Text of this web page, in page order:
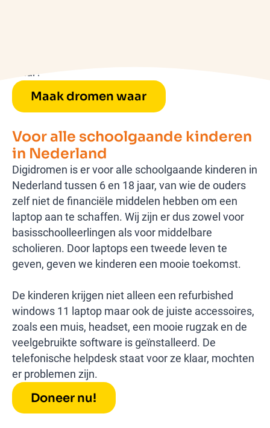
waar?
Maak dromen waar
Voor alle schoolgaande kinderen
in Nederland
Digidromen is er voor alle schoolgaande kinderen in
Nederland tussen 6 en 18 jaar, van wie de ouders
zelf niet de financiële middelen hebben om een
laptop aan te schaffen. Wij zijn er dus zowel voor
basisschoolleerlingen als voor middelbare
scholieren. Door laptops een tweede leven te
geven, geven we kinderen een mooie toekomst.
De kinderen krijgen niet alleen een refurbished
windows 11 laptop maar ook de juiste accessoires,
zoals een muis, headset, een mooie rugzak en de
veelgebruikte software is geïnstalleerd. De
telefonische helpdesk staat voor ze klaar, mochten
er problemen zijn.
Doneer nu!